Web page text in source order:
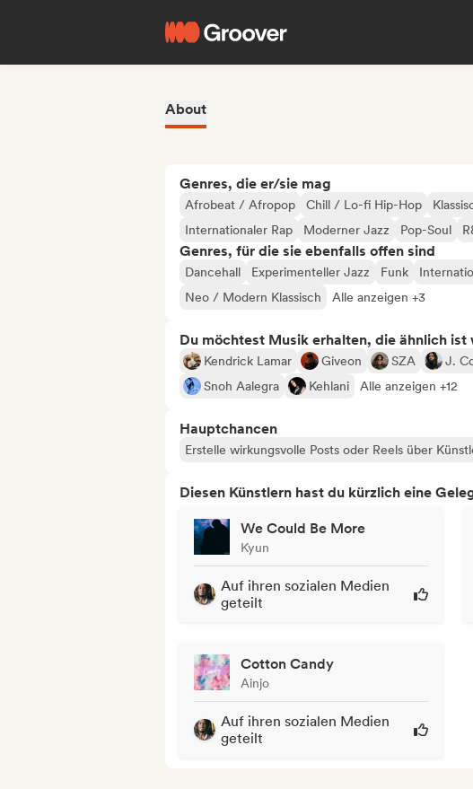
About
Genres, die er/sie mag
Afrobeat / Afropop Chill / Lo-fi Hip-Hop
Internationaler Rap
Moderner Jazz Pop-Soul
Genres, für die sie ebenfalls offen sind
Dancehall Experimenteller Jazz Funk
Neo / Modern Klassisch
Alle anzeigen +3
Du möchtest Musik erhalten, die ähnlich ist
Kendrick Lamar Giveon SZA J.
Snoh Aalegra
Kehlani Alle anzeigen +12
Hauptchancen
Erstelle wirkungsvolle Posts oder Reels über
Diesen Künstlern hast du kürzlich eine
We Could Be More
Kyun
Auf ihren sozialen Medien
geteilt
Cotton Candy
Ainjo
Auf ihren sozialen Medien
geteilt